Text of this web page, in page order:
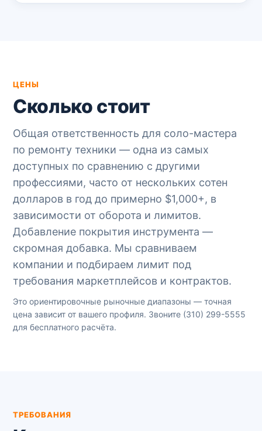
ЦЕНЫ
Сколько стоит
Общая ответственность для соло-мастера
по ремонту техники — одна из самых
доступных по сравнению с другими
профессиями, часто от нескольких сотен
долларов в год до примерно $1,000+, в
зависимости от оборота и лимитов.
Добавление покрытия инструмента —
скромная добавка. Мы сравниваем
компании и подбираем лимит под
требования маркетплейсов и контрактов.
Это ориентировочные рыночные диапазоны — точная
цена зависит от вашего профиля. Звоните (310) 299-5555
для бесплатного расчёта.
ТРЕБОВАНИЯ